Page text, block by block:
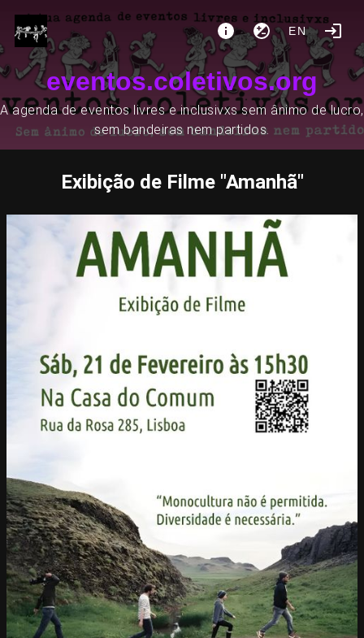
EN
eventos.coletivos.org
A agenda de eventos livres e inclusivxs sem ânimo de lucro,
sem bandeiras nem partidos.
Exibição de Filme "Amanhã"